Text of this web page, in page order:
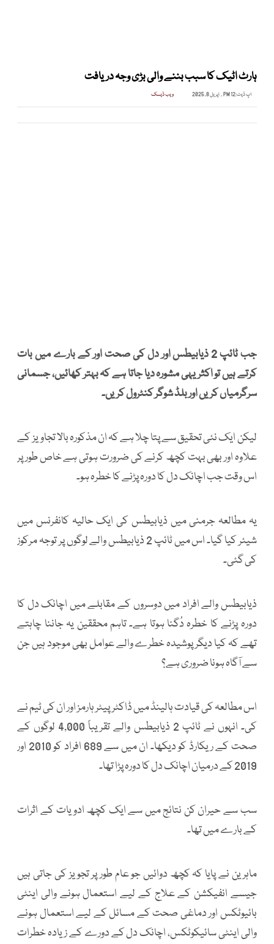
ہارٹ اٹیک کا سبب بننے والی بڑی وجہ دریافت
اپ ڈیٹ:12 PM , اپریل 8, 2025 ویب ڈیسک
جب ٹائپ 2 ذیابیطس اور دل کی صحت اور کے بارے میں بات
کرتے ہیں تو اکثر یہی مشورہ دیا جاتا ہے کہ بہتر کھائیں، جسمانی
سرگرمیاں کریں اور بلڈ شوگر کنٹرول کریں۔
لیکن ایک نئی تحقیق سے پتا چلا ہے کہ ان مذکورہ بالا تجاویز کے
علاوہ اور بھی بہت کچھ کرنے کی ضرورت ہوتی ہے خاص طور پر
اس وقت جب اچانک دل کا دورہ پڑنے کا خطرہ ہو۔
یہ مطالعہ جرمنی میں ذیابیطس کی ایک حالیہ کانفرنس میں
شیئر کیا گیا۔ اس میں ٹائپ 2 ذیابیطس والے لوگوں پر توجہ مرکوز
کی گئی۔
ذیابیطس والے افراد میں دوسروں کے مقابلے میں اچانک دل کا
دورہ پڑنے کا خطرہ دُگنا ہوتا ہے۔ تاہم محققین یہ جاننا چاہتے
تھے کہ کیا دیگر پوشیدہ خطرے والے عوامل بھی موجود ہیں جن
سے آگاہ ہونا ضروری ہے؟
اس مطالعہ کی قیادت ہالینڈ میں ڈاکٹر پیٹر ہارمز اور ان کی ٹیم نے
کی۔ انہوں نے ٹائپ 2 ذیابیطس والے تقریباً 4,000 لوگوں کے
صحت کے ریکارڈ کو دیکھا۔ ان میں سے 689 افراد کو 2010 اور
2019 کے درمیان اچانک دل کا دورہ پڑا تھا۔
سب سے حیران کن نتائج میں سے ایک کچھ ادویات کے اثرات
کے بارے میں تھا۔
ماہرین نے پایا کہ کچھ دوائیں جو عام طور پر تجویز کی جاتی ہیں
جیسے انفیکشن کے علاج کے لیے استعمال ہونے والی اینٹی
بائیوٹکس اور دماغی صحت کے مسائل کے لیے استعمال ہونے
والی اینٹی سائیکوٹکس، اچانک دل کے دورے کے زیادہ خطرات